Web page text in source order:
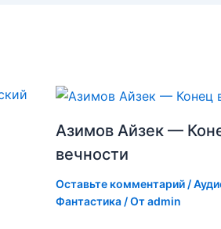
Азимов Айзек —
вечности
Оставьте комментарий /
Фантастика/ Отadmin